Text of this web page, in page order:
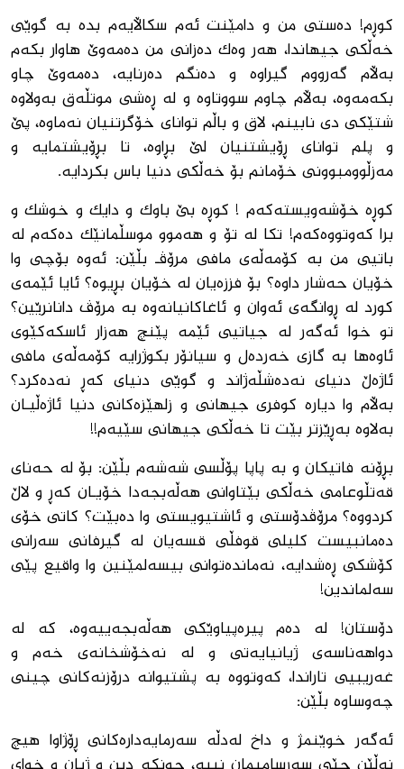
كوڕم! ده‌ستى من و دامێنت ئه‌م سكاڵایه‌م بده‌ به‌ گوێى
خه‌ڵكى جیهاندا، هه‌ر وه‌ك ده‌زانى من ده‌مه‌وێ هاوار بكه‌م
به‌ڵام گه‌رووم گیراوه‌ و ده‌نگم ده‌رنایه‌، ده‌مه‌وێ چاو
بكه‌مه‌وه‌، به‌ڵام چاوم سووتاوه‌ و له‌ ڕه‌شى موتڵه‌ق به‌ولاوه‌
شتێكى دى نابینم، لاق و باڵم تواناى خۆگرتنیان نه‌ماوه‌، پێ
و پلم تواناى ڕۆیشتنیان لێ بڕاوه‌، تا بڕۆیشتمایه‌ و
مه‌زڵوومبوونى خۆمانم بۆ خه‌ڵكى دنیا باس بكردایه.
كوڕه‌ خۆشه‌ویسته‌كه‌م ! كوڕه‌ بێ باوك و دایك و خوشك و
برا كه‌وتووه‌كه‌م! تكا له‌ تۆ و هه‌موو موسڵمانێك ده‌كه‌م له‌
باتیى من به ‌كۆمه‌ڵه‌ى مافى مرۆڤـ بڵێن: ئه‌وه‌ بۆچی وا
خۆیان حه‌شار داوه‌؟ بۆ فززه‌یان له‌ خۆیان بڕیوه‌؟ ئایا ئێمه‌ى
كورد له‌ ڕوانگه‌ى ئه‌وان و ئاغاكانیانه‌وه‌ به‌ مرۆڤ دانانرێین؟
تو خوا ئه‌گه‌ر له‌ جیاتیى ئێمه‌ پێنچ هه‌زار ئاسكه‌كێوى
ئاوه‌ها به‌ گازى خه‌رده‌ل و سیانۆر بكوژرایه‌ كۆمه‌ڵه‌ى مافى
ئاژه‌ڵ دنیاى نه‌ده‌شڵه‌ژاند و گوێى دنیاى كه‌ڕ نه‌ده‌كرد؟
به‌ڵام وا دیاره‌ كوفرى جیهانى و زلهێزه‌كانى دنیا ئاژه‌ڵیـان
به‌لاوه‌ به‌ڕێزتر بێت تا خه‌ڵكى جیهانى سێیه‌م!!
بڕۆنه‌ فاتیكان و به‌ پاپا پۆڵسى شه‌شه‌م بڵێن: بۆ له‌ حه‌ناى
قه‌تڵوعامى خه‌ڵكى بێتاوانى هه‌ڵه‌بجه‌دا خۆیـان كه‌ڕ و لاڵ
كردووه‌؟ مرۆڤدۆستى و ئاشتیویستى وا ده‌بێت؟ كاتى خۆى
ده‌مانبیست كلیلى قوفڵى قسه‌یان له‌ گیرفانى سه‌رانى
كۆشكى ڕه‌شدایه،‌ نه‌مانده‌توانى بیسه‌لمێنین وا واقیع پێى
سه‌لماندین!
دۆستان! له‌ ده‌م پیره‌پیاوێكى هه‌ڵه‌بجه‌ییه‌وه،‌ كه‌ له
‌دواهه‌ناسه‌ى ژیانیایه‌تى و له‌ نه‌خۆشخانه‌ى خه‌م و
غه‌ریبیی تاراندا، كه‌وتووه‌ به‌ پشتیوانه‌ درۆزنه‌كانى چینى
چه‌وساوه‌ بڵێن:
ئه‌گه‌ر خوێنمژ و داخ له‌دڵه‌ سه‌رمایه‌داره‌كانى ڕۆژاوا هیچ